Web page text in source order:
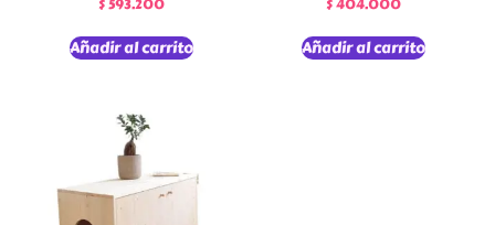
$593.200
Añadir al carrito
$404.000
Añadir al carrito